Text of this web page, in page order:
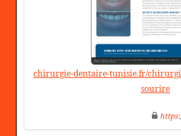
chirurgie-dentaire-tunisie.fr/
sourire
https